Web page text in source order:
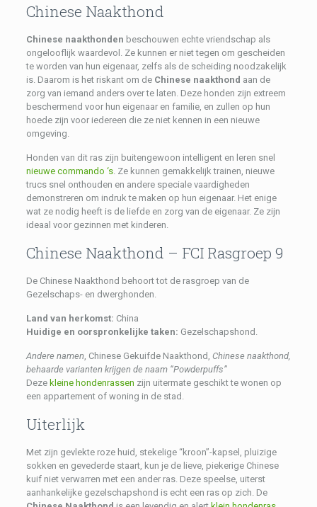
Chinese Naakthond
Chinese naakthonden beschouwen echte vriendschap als
ongelooflijk waardevol. Ze kunnen er niet tegen om gescheiden
te worden van hun eigenaar, zelfs als de scheiding noodzakelijk
is. Daarom is het riskant om de Chinese naakthond aan de
zorg van iemand anders over te laten. Deze honden zijn extreem
beschermend voor hun eigenaar en familie, en zullen op hun
hoede zijn voor iedereen die ze niet kennen in een nieuwe
omgeving.
Honden van dit ras zijn buitengewoon intelligent en leren snel
nieuwe commando ‘s. Ze kunnen gemakkelijk trainen, nieuwe
trucs snel onthouden en andere speciale vaardigheden
demonstreren om indruk te maken op hun eigenaar. Het enige
wat ze nodig heeft is de liefde en zorg van de eigenaar. Ze zijn
ideaal voor gezinnen met kinderen.
Chinese Naakthond – FCI Rasgroep 9
De Chinese Naakthond behoort tot de rasgroep van de
Gezelschaps- en dwerghonden.
Land van herkomst: China
Huidige en oorspronkelijke taken: Gezelschapshond.
Andere namen , Chinese Gekuifde Naakthond, Chinese naakthond,
behaarde varianten krijgen de naam “Powderpuffs”
Deze kleine hondenrassen zijn uitermate geschikt te wonen op
een appartement of woning in de stad.
Uiterlijk
Met zijn gevlekte roze huid, stekelige “kroon”-kapsel, pluizige
sokken en gevederde staart, kun je de lieve, piekerige Chinese
kuif niet verwarren met een ander ras. Deze speelse, uiterst
aanhankelijke gezelschapshond is echt een ras op zich. De